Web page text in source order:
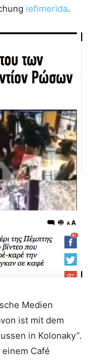
iefimerida.
Medien
ist mit dem
in Kolonaky”.
Café